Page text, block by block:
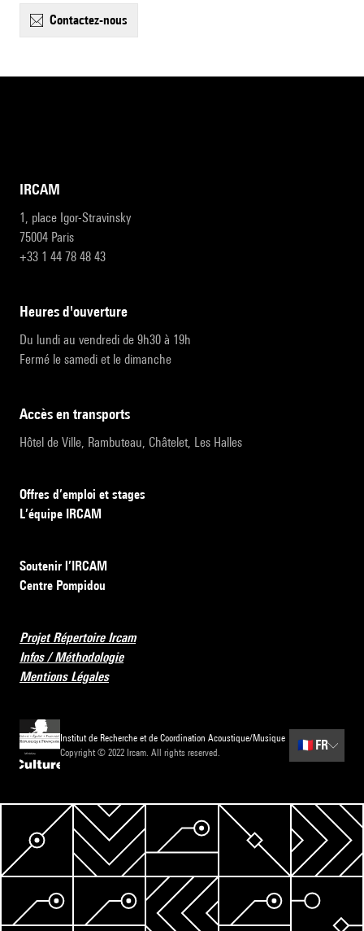
contactez-nous
IRCAM
1, place Igor-Stravinsky
75004 Paris
+33 1 44 78 48 43
heures d'ouverture
Du lundi au vendredi de 9h30 à 19h
Fermé le samedi et le dimanche
accès en transports
Hôtel de Ville, Rambuteau, Châtelet, Les Halles
Offres d’emploi et stages
L’équipe IRCAM
Soutenir l’IRCAM
Centre Pompidou
Projet Répertoire Ircam
Infos / Méthodologie
Mentions Légales
Institut de Recherche et de Coordination Acoustique/Musique
Copyright © 2022 Ircam. All rights reserved.
🇫🇷 FR